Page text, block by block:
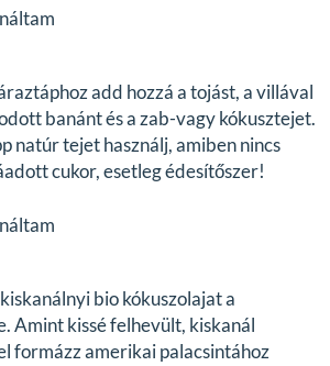
add hozzá a tojást, a villával
banánt és a zab-vagy kókusztejet.
natúr tejet használj, amiben nincs
cukor, esetleg édesítőszer!
bio kókuszolajat a
Amint kissé felhevült, kiskanál
formázz amerikai palacsintához